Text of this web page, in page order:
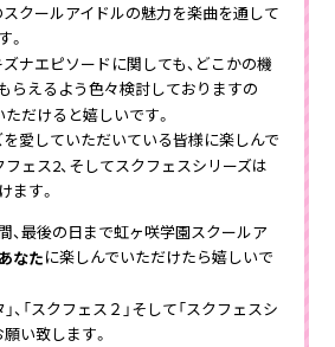
スクールアイドルの魅力を楽曲を通して
。
ズナエピソードに関しても、どこかの機
らえるよう色々検討しておりますの
だけると嬉しいです。
を愛していただいている皆様に楽しんで
フェス2、そしてスクフェスシリーズは
ます。
、最後の日まで虹ヶ咲学園スクールア
あなたに楽しんでいただけたら嬉しいで
、「スクフェス２」そして「スクフェスシ
い致します。